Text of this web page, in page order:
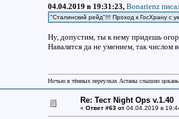
04.04.2019 в 19:31:23, Bonarienz
"Сталинский рейд"!!! Проход к ГосХрану с
Ну, допустим, ты к нему придешь
Навалятся да не умением, так числом
Ночью в тёмных переулках Астаны слышно
Re: Тест Night Ops v.1.40
« Ответ #63 от04.04.2019 в